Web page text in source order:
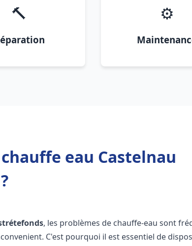
🔨 ⚙️
eau Castelnau
, les problèmes de chauffe-eau sont
C'est pourquoi il est essentiel de